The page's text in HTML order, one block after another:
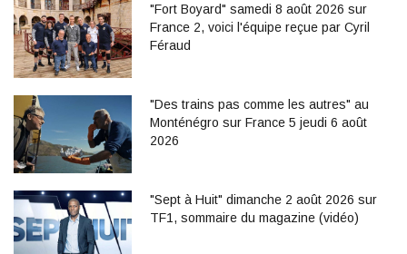
"Fort Boyard" samedi 8 août 2026 sur
France 2, voici l'équipe reçue par Cyril
Féraud
"Des trains pas comme les autres" au
Monténégro sur France 5 jeudi 6 août
2026
"Sept à Huit" dimanche 2 août 2026 sur
TF1, sommaire du magazine (vidéo)